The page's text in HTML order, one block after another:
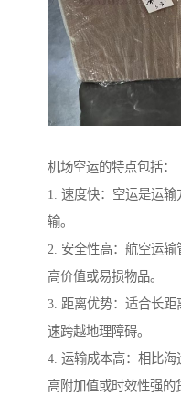
机场空运的特点包括：
1. 速度快：空运是运
输。
2. 安全性高：航空运
高价值或易损物品。
3. 距离优势：适合长
速跨越地理障碍。
4. 运输成本高：相比
高附加值或时效性强的